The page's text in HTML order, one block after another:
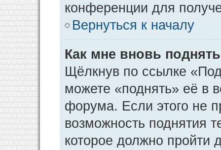
конференции для
Вернуться к началу
Как мне вновь
Щёлкнув по ссылке
можете «поднять» её в
форума. Если этого не
возможность поднятия
которое должно пройти